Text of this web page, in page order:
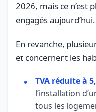
2026, mais ce n’est
engagés aujourd’hui.
En revanche,
et concernent les
TVA réduite à
l’installation
tous les